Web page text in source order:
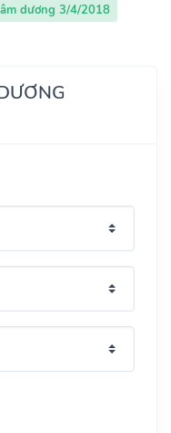
dương 3/4/2018